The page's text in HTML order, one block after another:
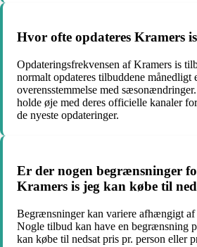
Hvor ofte opdateres Kramers
Opdateringsfrekvensen af Kramers is
normalt opdateres tilbuddene månedligt
overensstemmelse med
holde øje med deres officielle kanaler
de nyeste opdateringer.
Er der nogen begrænsninger
Kramers is jeg kan købe til
Begrænsninger kan variere afhængigt
Nogle tilbud kan have en begrænsning
kan købe til nedsat pris pr. person eller